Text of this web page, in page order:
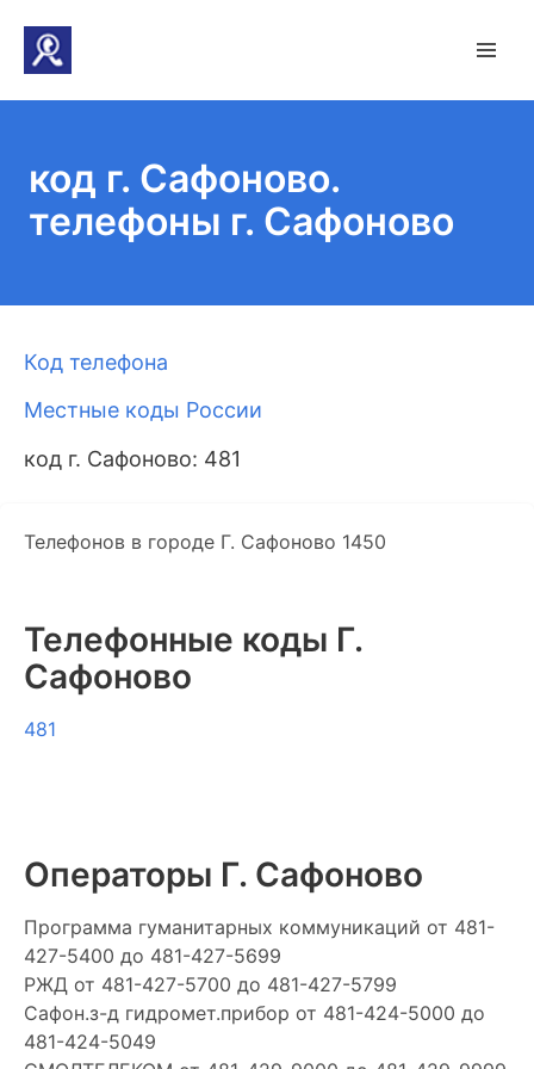
код г. Сафоново.
телефоны г. Сафоново
Код телефона
Местные коды России
код г. Сафоново: 481
Телефонов в городе Г. Сафоново 1450
Телефонные коды Г.
Сафоново
481
Операторы Г. Сафоново
Программа гуманитарных коммуникаций от 481-
427-5400 до 481-427-5699
РЖД от 481-427-5700 до 481-427-5799
Сафон.з-д гидромет.прибор от 481-424-5000 до
481-424-5049